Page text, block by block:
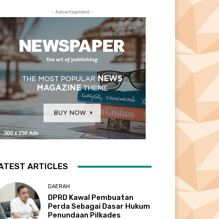
- Advertisement -
ARTICLES
DAERAH
DPRD Kawal Pembuatan
Perda Sebagai Dasar Hukum
Penundaan Pilkades